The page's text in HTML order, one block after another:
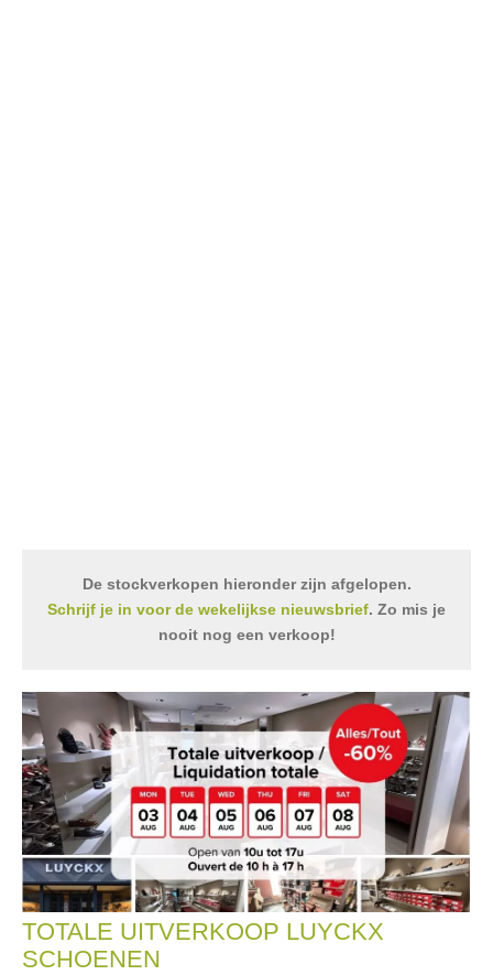
De stockverkopen hieronder zijn afgelopen.
Schrijf je in voor de wekelijkse nieuwsbrief. Zo mis je
nooit nog een verkoop!
TOTALE UITVERKOOP LUYCKX
SCHOENEN